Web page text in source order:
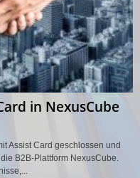
in NexusCube
Assist Card geschlossen und
B2B-Plattform NexusCube.